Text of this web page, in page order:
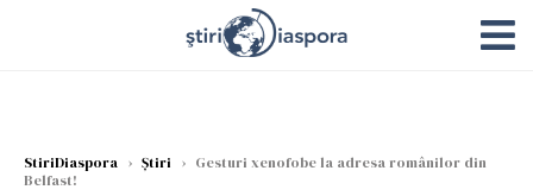
StiriDiaspora › Știri › Gesturi xenofobe la adresa românilor din
Belfast!